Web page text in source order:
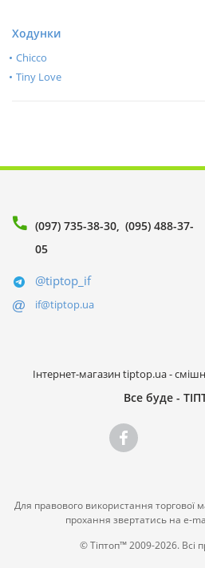
Ходунки
Chicco
Tiny Love
(097) 735-38-30 (095) 488-37-
05
@tiptop_if
if@tiptop.ua
Інтернет-магазин tiptop.ua -
Все буде -
Для правового використання торгової
прохання звертатись на e-
© Тіптоп™ 2009-2026. Всі